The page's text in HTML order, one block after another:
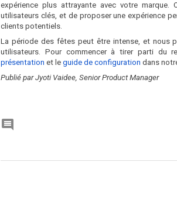
expérience plus attrayante avec votre
utilisateurs clés, et de proposer une expérience
clients potentiels.
La période des fêtes peut être intense, et nous
utilisateurs. Pour commencer à tirer parti du
présentation et le guide de configuration dans
Publié par Jyoti Vaidee, Senior Product Manager
